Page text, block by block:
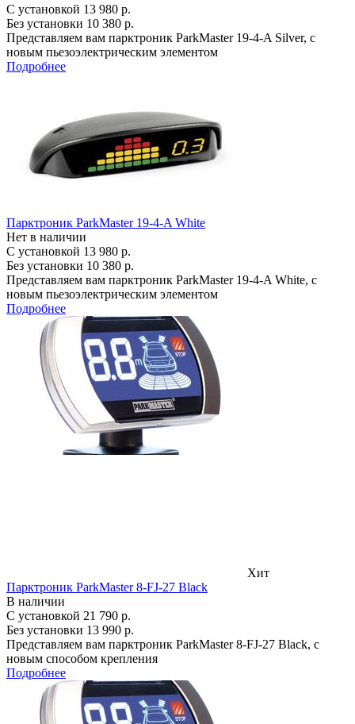
С установкой 13 980 р.
Без установки 10 380 р.
Представляем вам парктроник ParkMaster 19-4-A Silver, с
новым пьезоэлектрическим элементом
Подробнее
Парктроник ParkMaster 19-4-A White
Нет в наличии
С установкой 13 980 р.
Без установки 10 380 р.
Представляем вам парктроник ParkMaster 19-4-A White, с
новым пьезоэлектрическим элементом
Подробнее
Хит
Парктроник ParkMaster 8-FJ-27 Black
В наличии
С установкой 21 790 р.
Без установки 13 990 р.
Представляем вам парктроник ParkMaster 8-FJ-27 Black, с
новым способом крепления
Подробнее